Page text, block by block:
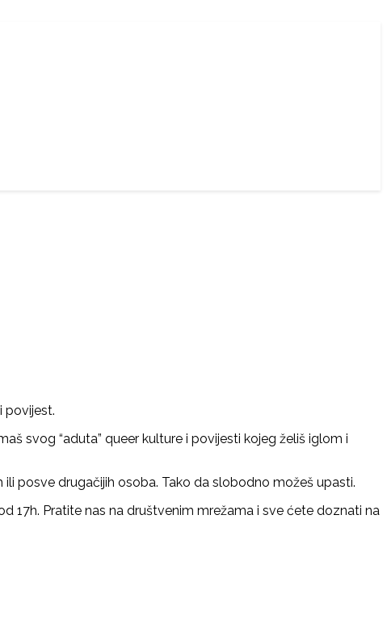
povijest.
svog “aduta” queer kulture i povijesti kojeg želiš iglom i
posve drugačijih osoba. Tako da slobodno možeš upasti.
17h. Pratite nas na društvenim mrežama i sve ćete doznati na